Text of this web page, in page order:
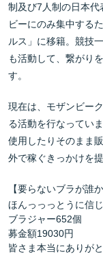
制及び7人制の日本
ビーにのみ集中する
ルス」に移籍。競技
も活動して、繋がり
す。
現在は、モザンビー
る活動を行なってい
使用したりそのまま
外で稼ぐきっかけを
【要らないブラが誰
ほんっっっとうに信
ブラジャー652個
募金額19030円
皆さま本当にありが